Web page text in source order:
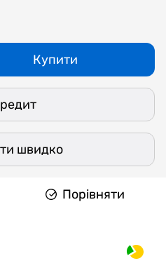
Купити
швидко
Порівняти